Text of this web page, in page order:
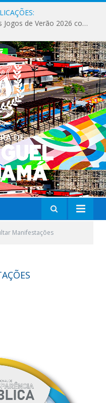
São Miguel do Guamá encerra os Jogos de Verão 2026 com sucesso de público e competições.
Manifestações